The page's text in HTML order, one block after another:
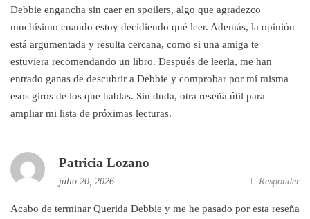
Debbie engancha sin caer en spoilers, algo que agradezco
muchísimo cuando estoy decidiendo qué leer. Además, la opinión
está argumentada y resulta cercana, como si una amiga te
estuviera recomendando un libro. Después de leerla, me han
entrado ganas de descubrir a Debbie y comprobar por mí misma
esos giros de los que hablas. Sin duda, otra reseña útil para
ampliar mi lista de próximas lecturas.
Patricia Lozano
julio 20, 2026 Responder
Acabo de terminar Querida Debbie y me he pasado por esta reseña